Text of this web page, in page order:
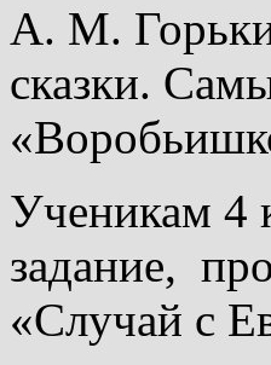
А. М.
сказки.
Ученикам 4
задание,
«Случай с